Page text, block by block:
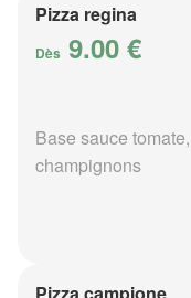
Pizza regina
Dès 9.00 €
Base sauce
champignons